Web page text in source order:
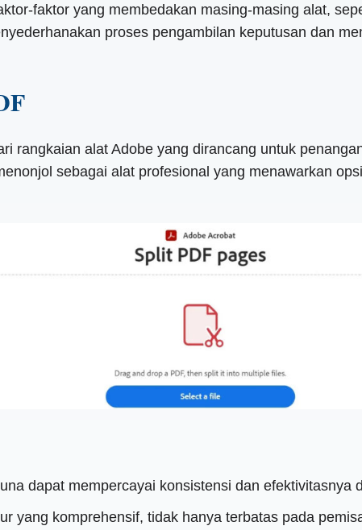
faktor yang membedakan masing-masing alat,
proses pengambilan keputusan dan
rangkaian alat Adobe yang dirancang untuk
sebagai alat profesional yang menawarkan
dapat mempercayai konsistensi dan efektivitasnya
yang komprehensif, tidak hanya terbatas pada